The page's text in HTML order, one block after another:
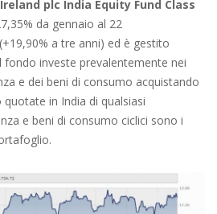
plc India Equity Fund Class
da gennaio al 22
a tre anni) ed è gestito
fondo investe prevalentemente nei
e dei beni di consumo acquistando
in India di qualsiasi
e beni di consumo ciclici sono i